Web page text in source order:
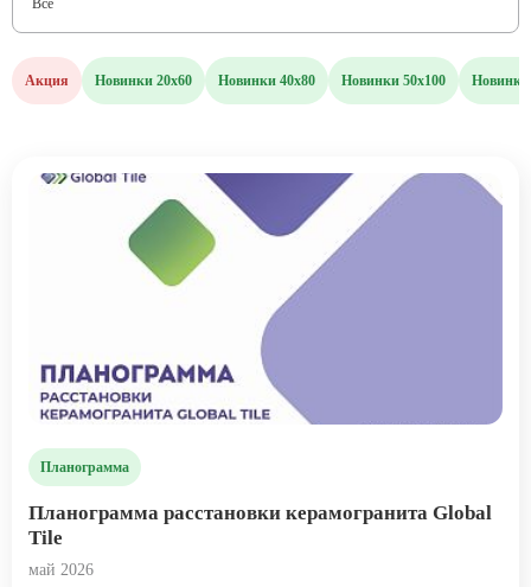
ГДЕ КУПИТЬ
ВАЖНОЕ
CОТРУДНИЧЕСТВО
КОНТАКТЫ
Все
Акция Новинки 20х60 Новинки 40х80 Новинки 50х100 Новинки
Планограмма
Планограмма расстановки керамогранита Global
Tile
май 2026